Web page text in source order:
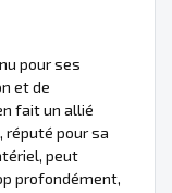
pour ses
et de
fait un allié
réputé pour sa
peut
profondément,